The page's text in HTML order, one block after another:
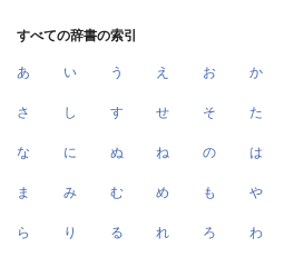
すべての辞書の索引
あ い う え お か
さ し す せ そ た
な に ぬ ね の は
ま み む め も や
ら り る れ ろ わ